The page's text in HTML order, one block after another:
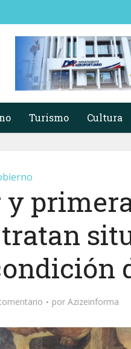
Turismo Cultura
por Azizeinforma